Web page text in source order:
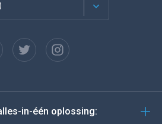
in-één oplossing: